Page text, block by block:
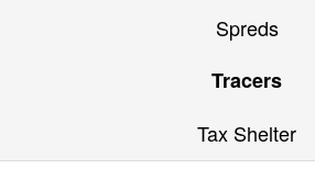
Spreds
Tracers
Tax Shelter